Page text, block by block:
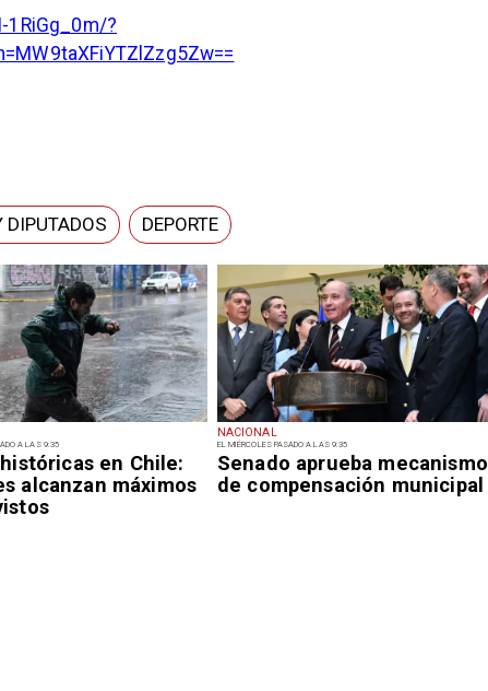
A LAS 9:35
en Chile:
alcanzan máximos
NACIONAL
EL MIÉRCOLES PASADO A LAS 9:35
Senado aprueba mecanismo
de compensación municipal
?
DIPUTADOS DEPORTE